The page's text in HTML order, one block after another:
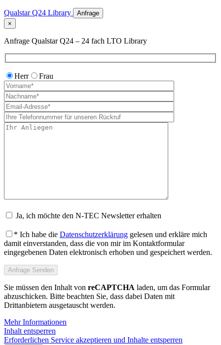
Qualstar Q24 Library
Anfrage
×
Anfrage Qualstar Q24 – 24 fach LTO Library
Herr Frau
Ja, ich möchte den N-TEC Newsletter erhalten
* Ich habe die Datenschutzerklärung gelesen und erkläre mich
damit einverstanden, dass die von mir im Kontaktformular
eingegebenen Daten elektronisch erhoben und gespeichert werden.
Sie müssen den Inhalt von reCAPTCHA laden, um das Formular
abzuschicken. Bitte beachten Sie, dass dabei Daten mit
Drittanbietern ausgetauscht werden.
Mehr Informationen
Inhalt entsperren
Erforderlichen Service akzeptieren und Inhalte entsperren